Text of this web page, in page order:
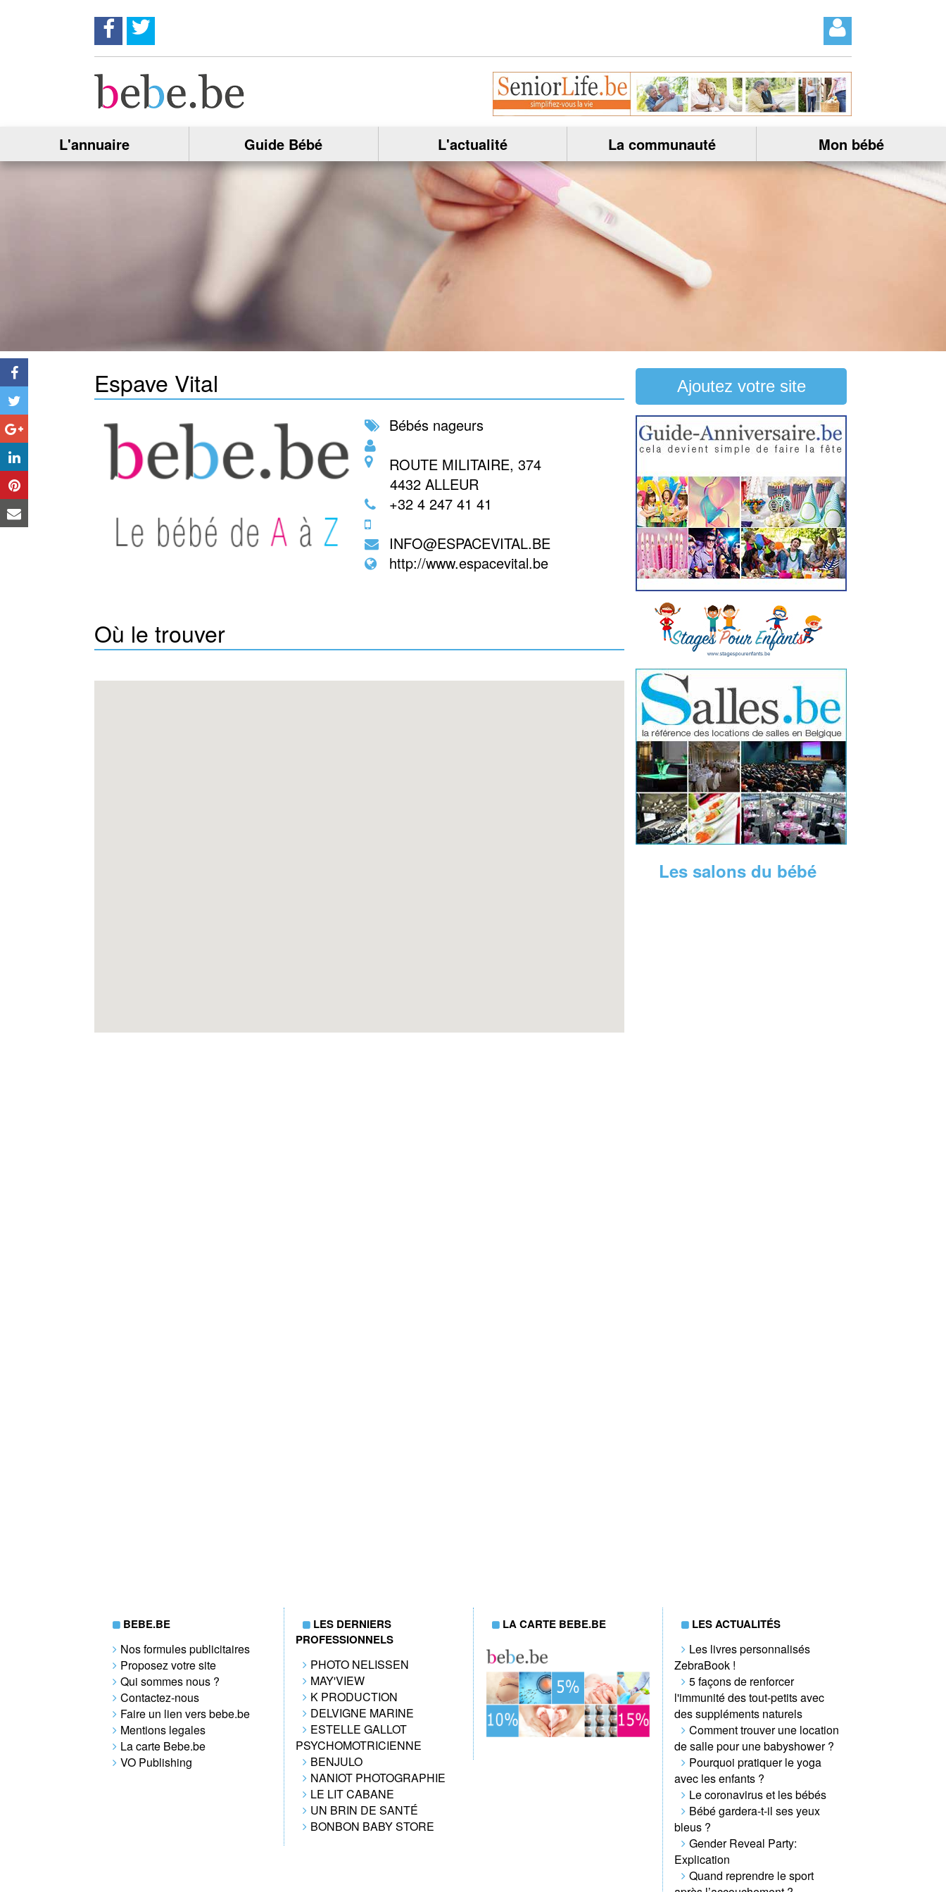
Suivez nous sur Facebook !
L'annuaire Guide Bébé L'actualité La communauté Mon bébé
Espave Vital
Bébés nageurs
ROUTE MILITAIRE, 374
4432 ALLEUR
+32 4 247 41 41
INFO@ESPACEVITAL.BE
http://www.espacevital.be
Où le trouver
Ajoutez votre site
Les salons du bébé
BEBE.BE
Nos formules publicitaires
Proposez votre site
Qui sommes nous ?
Contactez-nous
Faire un lien vers bebe.be
Mentions legales
La carte Bebe.be
VO Publishing
LES DERNIERS
PROFESSIONNELS
PHOTO NELISSEN
MAY'VIEW
K PRODUCTION
DELVIGNE MARINE
ESTELLE GALLOT
PSYCHOMOTRICIENNE
BENJULO
NANIOT PHOTOGRAPHIE
LE LIT CABANE
UN BRIN DE SANTÉ
BONBON BABY STORE
LA CARTE BEBE.BE LES ACTUALITÉS
Les livres personnalisés
ZebraBook !
5 façons de renforcer
l'immunité des tout-petits avec
des suppléments naturels
Comment trouver une location
de salle pour une babyshower ?
Pourquoi pratiquer le yoga
avec les enfants ?
Le coronavirus et les bébés
Bébé gardera-t-il ses yeux
bleus ?
Gender Reveal Party:
Explication
Quand reprendre le sport